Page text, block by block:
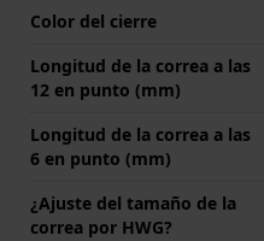
Color del cierre
Longitud de la correa a las
12 en punto (mm)
Longitud de la correa a las
6 en punto (mm)
¿Ajuste del tamaño de la
correa por HWG?